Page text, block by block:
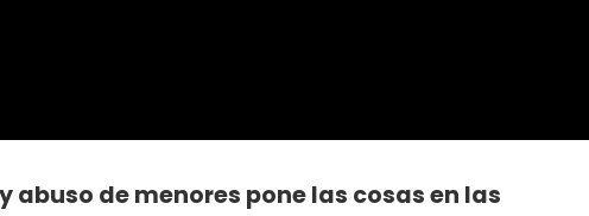
abuso de menores pone las cosas en las